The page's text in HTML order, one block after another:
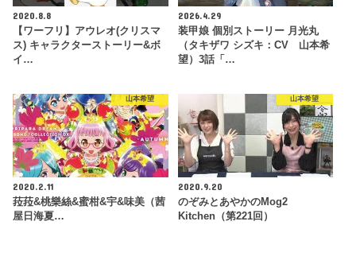
2020.8.8
【ワーフリ】アウレオ(クリスマ
ス) キャラクターストーリー&ボ
イ…
2026.4.29
装甲娘 個別ストーリー 月光丸
（タキザワ シズキ：CV 山本希
望）3話「…
山本希望
2020.2.11
菈菈&桃樂絲&蜜柑&宇&味美（茜
屋日海夏…
山本希望
2020.9.20
のぞみとあやかのMog2
Kitchen（第221回）